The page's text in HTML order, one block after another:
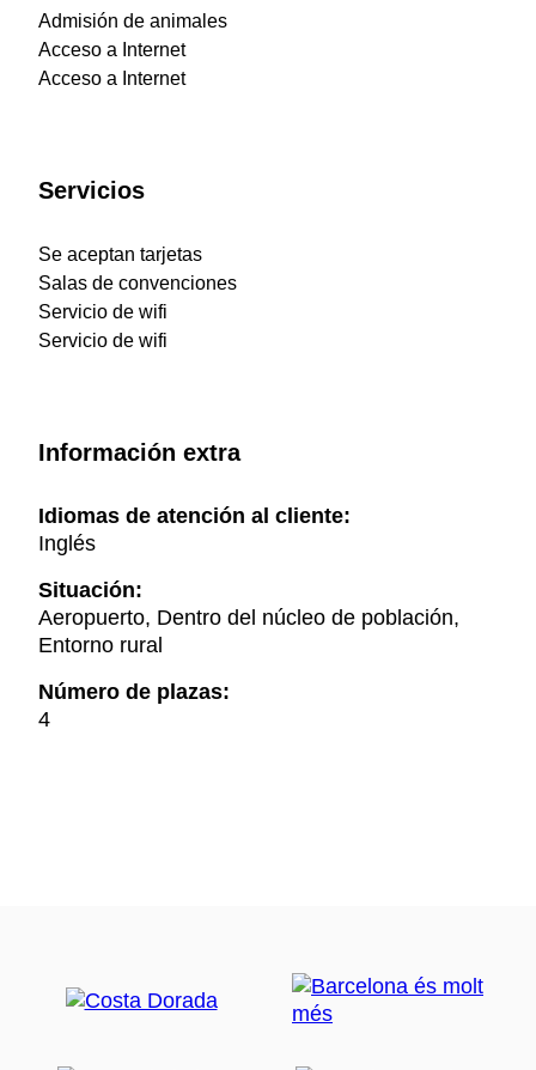
Admisión de animales
Acceso a Internet
Acceso a Internet
Servicios
Se aceptan tarjetas
Salas de convenciones
Servicio de wifi
Servicio de wifi
Información extra
Idiomas de atención al cliente:
Inglés
Situación:
Aeropuerto, Dentro del núcleo de población,
Entorno rural
Número de plazas:
4